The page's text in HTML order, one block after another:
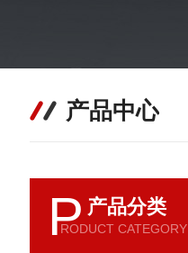
产品中心
P 产品分类
RODUCT CATEGORY